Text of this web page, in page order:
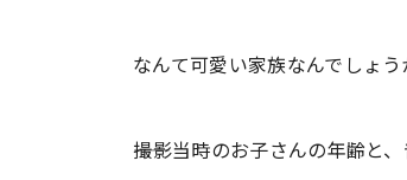
なんて可愛い家族なんでしょ
――撮影当時のお子さんの年齢と